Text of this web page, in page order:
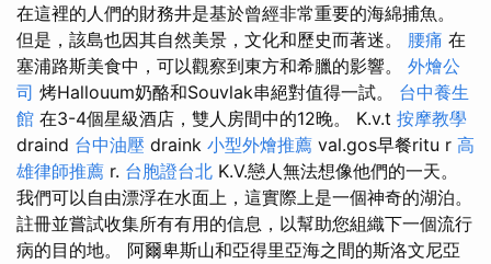
在這裡的人們的財務井是基於曾經非常重要的海綿捕魚。
但是，該島也因其自然美景，文化和歷史而著迷。 腰痛 在
塞浦路斯美食中，可以觀察到東方和希臘的影響。 外燴公
司 烤Hallouum奶酪和Souvlak串絕對值得一試。 台中養生
館 在3-4個星級酒店，雙人房間中的12晚。 K.v.t 按摩教學
draind 台中油壓 draink 小型外燴推薦 val.gos早餐ritu r 高
雄律師推薦 r. 台胞證台北 K.V.戀人無法想像他們的一天。
我們可以自由漂浮在水面上，這實際上是一個神奇的湖泊。
註冊並嘗試收集所有有用的信息，以幫助您組織下一個流行
病的目的地。 阿爾卑斯山和亞得里亞海之間的斯洛文尼亞